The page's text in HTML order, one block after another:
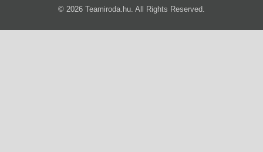
© 2026 Teamiroda.hu. All Rights Reserved.